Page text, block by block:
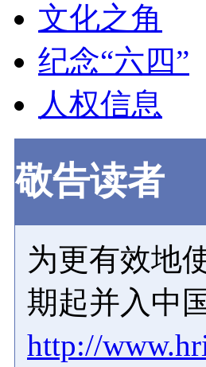
文化之角
纪念“六四”
人权信息
敬告读者
为更有效地
期起并入中
http://